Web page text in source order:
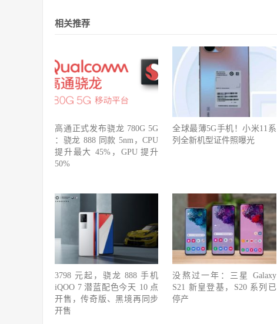
相关推荐
高通正式发布骁龙 780G 5G
：骁龙 888 同款 5nm，CPU
提升最大 45%，GPU 提升
50%
全球最薄5G手机！小米11系
列全新机型证件照曝光
3798 元起，骁龙 888 手机
iQOO 7 潜蓝配色今天 10 点
开售，传奇版、黑境再同步
开售
没熬过一年：三星 Galaxy
S21 新皇登基，S20 系列已
停产